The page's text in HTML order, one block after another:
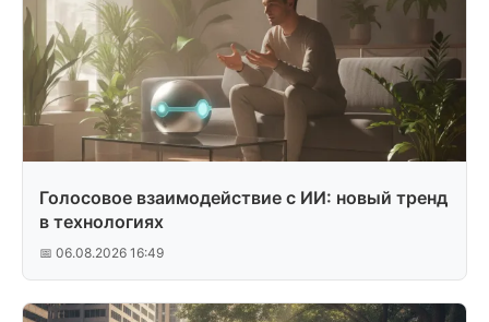
Голосовое взаимодействие с ИИ: новый тренд
в технологиях
📅 06.08.2026 16:49